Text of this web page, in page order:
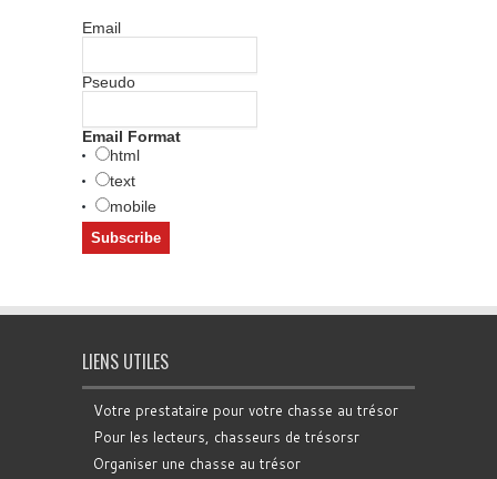
Email
Pseudo
Email Format
html
text
mobile
LIENS UTILES
Votre prestataire pour votre chasse au trésor
Pour les lecteurs, chasseurs de trésorsr
Organiser une chasse au trésor